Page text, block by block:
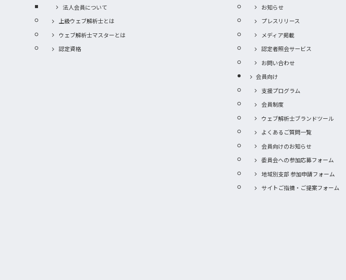
法人会員について
上級ウェブ解析士とは
ウェブ解析士マスターとは
認定資格
お知らせ
プレスリリース
メディア掲載
認定者照会サービス
お問い合わせ
会員向け
支援プログラム
会員制度
ウェブ解析士ブランドツール
よくあるご質問一覧
会員向けのお知らせ
委員会への参加応募フォーム
地域別支部 参加申請フォーム
サイトご指摘・ご提案フォーム